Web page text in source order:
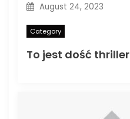
August 24, 2023
Category
To jest dość thriller